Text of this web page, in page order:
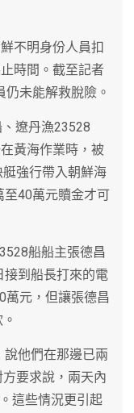
不明身份人員扣
時間。截至記者
未能解救脫險。
遼丹漁23528
黃海作業時，被
強行帶入朝鮮海
至40萬元贖金才可
船船主張德昌
接到船長打來的電
萬元，但讓張德昌
他們在那邊已兩
要求說，兩天內
這些情況更引起